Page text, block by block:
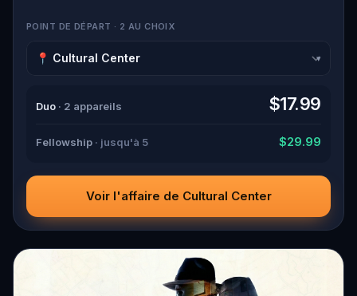
suspects, and expose the real murderer before they strike
down all the crucial evidence.
POINT DE DÉPART · 2 AU CHOIX
▾
Duo · 2 appareils $17.99
Fellowship · jusqu'à 5 $29.99
Voir l'affaire de Cultural Center